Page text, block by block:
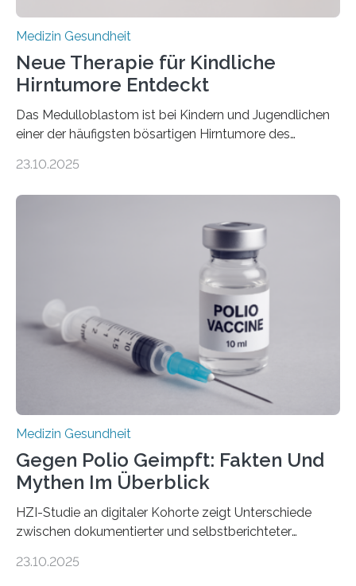
Medizin Gesundheit
Neue Therapie für Kindliche
Hirntumore Entdeckt
Das Medulloblastom ist bei Kindern und Jugendlichen
einer der häufigsten bösartigen Hirntumore des
Betroffenen können mit heutigen Methoden geheilt
Dringend benötigt werden zielgerichtete Therapien, die
nur Tumorschwachstellen angreifen und normales
Gewebe verschonen. Forschende um Daniel Merk vom
Hertie-Institut für klinische Hirnforschung am
Universitätsklinikum Tübingen haben eine solche
Schwachstelle im Erbgut einer Untergruppe des
Medulloblastoms gefunden. Die Wilhelm Sander-
Stiftung unterstützte das Projekt…
23.10.2025
Medizin Gesundheit
Gegen Polio Geimpft: Fakten Und
Mythen Im Überblick
HZI-Studie an digitaler Kohorte zeigt Unterschiede
zwischen dokumentierter und selbstberichteter
Kinderlähmung, ist eine ansteckende Krankheit, die
23.10.2025